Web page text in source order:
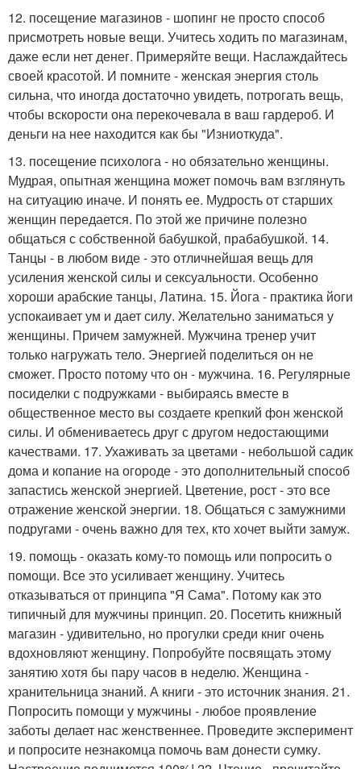
12. посещение магазинов - шопинг не просто способ
присмотреть новые вещи. Учитесь ходить по магазинам,
даже если нет денег. Примеряйте вещи. Наслаждайтесь
своей красотой. И помните - женская энергия столь
сильна, что иногда достаточно увидеть, потрогать вещь,
чтобы вскорости она перекочевала в ваш гардероб. И
деньги на нее находится как бы "Изниоткуда".
13. посещение психолога - но обязательно женщины.
Мудрая, опытная женщина может помочь вам взглянуть
на ситуацию иначе. И понять ее. Мудрость от старших
женщин передается. По этой же причине полезно
общаться с собственной бабушкой, прабабушкой. 14.
Танцы - в любом виде - это отличнейшая вещь для
усиления женской силы и сексуальности. Особенно
хороши арабские танцы, Латина. 15. Йога - практика йоги
успокаивает ум и дает силу. Желательно заниматься у
женщины. Причем замужней. Мужчина тренер учит
только нагружать тело. Энергией поделиться он не
сможет. Просто потому что он - мужчина. 16. Регулярные
посиделки с подружками - выбираясь вместе в
общественное место вы создаете крепкий фон женской
силы. И обмениваетесь друг с другом недостающими
качествами. 17. Ухаживать за цветами - небольшой садик
дома и копание на огороде - это дополнительный способ
запастись женской энергией. Цветение, рост - это все
отражение женской энергии. 18. Общаться с замужними
подругами - очень важно для тех, кто хочет выйти замуж.
19. помощь - оказать кому-то помощь или попросить о
помощи. Все это усиливает женщину. Учитесь
отказываться от принципа "Я Сама". Потому как это
типичный для мужчины принцип. 20. Посетить книжный
магазин - удивительно, но прогулки среди книг очень
вдохновляют женщину. Попробуйте посвящать этому
занятию хотя бы пару часов в неделю. Женщина -
хранительница знаний. А книги - это источник знания. 21.
Попросить помощи у мужчины - любое проявление
заботы делает нас женственнее. Проведите эксперимент
и попросите незнакомца помочь вам донести сумку.